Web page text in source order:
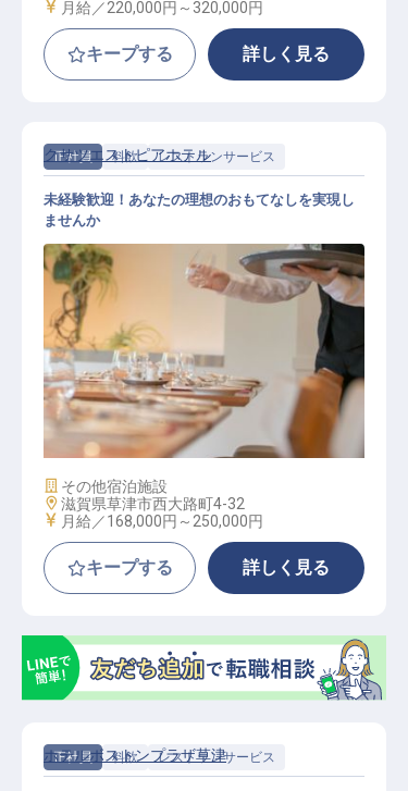
給与
月給／220,000円～ 320,000円
キープする 詳しく見る
正社員 料飲 レストランサービス
レストランサービス
クサツエストピアホテル
未経験歓迎！あなたの理想のおもてなしを実現し
ませんか
施設業態
その他宿泊施設
勤務地
滋賀県草津市西大路町4-32
給与
月給／168,000円～ 250,000円
キープする 詳しく見る
正社員 料飲 レストランサービス
ホテルボストンプラザ草津